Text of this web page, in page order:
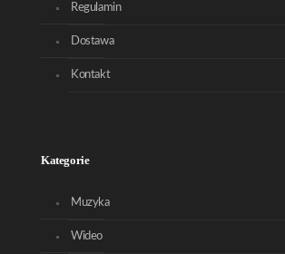
Regulamin
Dostawa
Kontakt
Kategorie
Muzyka
Wideo